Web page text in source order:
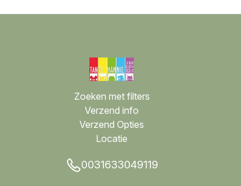
Zoeken met filters
Verzend info
Verzend Opties
Locatie
0031633049119